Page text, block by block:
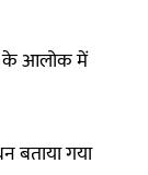
के आलोक में
बताया गया